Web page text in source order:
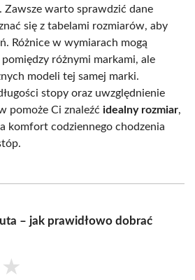
warto sprawdzić dane
się z tabelami rozmiarów, aby
Różnice w wymiarach mogą
różnymi markami, ale
modeli tej samej marki.
stopy oraz uwzględnienie
pomoże Ci znaleźć idealny rozmiar,
komfort codziennego chodzenia
– jak prawidłowo dobrać
★